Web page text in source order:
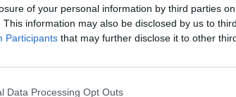
of your personal information by third parties
This information may also be disclosed by us to
Participants that may further disclose it to other
Data Processing Opt Outs